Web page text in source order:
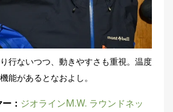
行ないつつ、動きやすさも重視。温度
能があるとなおよし。
： ジオラインM.W. ラウンドネッ